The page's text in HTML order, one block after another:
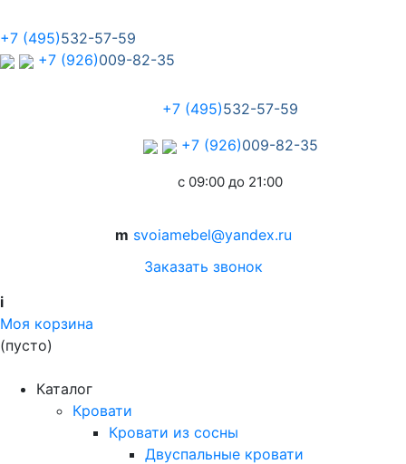
+7 (495)532-57-59
+7 (926)009-82-35
+7 (495)532-57-59
+7 (926)009-82-35
с 09:00 до 21:00
m svoiamebel@yandex.ru
Заказать звонок
i
Моя корзина
(пусто)
Каталог
Кровати
Кровати из сосны
Двуспальные кровати